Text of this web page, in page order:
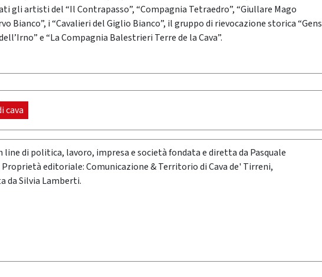
gli artisti del “Il Contrapasso”, “Compagnia Tetraedro”, “Giullare Mago
Bianco”, i “Cavalieri del Giglio Bianco”, il gruppo di rievocazione storica “Gens
e “La Compagnia Balestrieri Terre de la Cava”.
cava
line di politica, lavoro, impresa e società fondata e diretta da Pasquale
editoriale: Comunicazione & Territorio di Cava de' Tirreni,
da Silvia Lamberti.